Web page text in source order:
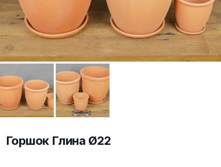
Горшок Глина Ø22